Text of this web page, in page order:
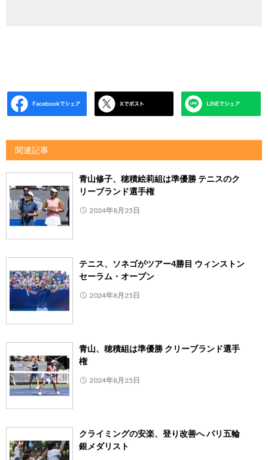
関連記事
青山修子、穂積絵莉組は準優勝 テニスのク
リーブランド選手権
2024年8月25日
テニス、ソネゴがツアー4勝目 ウィンストン
セーラム・オープン
2024年8月25日
青山、穂積組は準優勝 クリーブランド選手
権
2024年8月25日
クライミングの安楽、登り改善へ パリ五輪
銀メダリスト